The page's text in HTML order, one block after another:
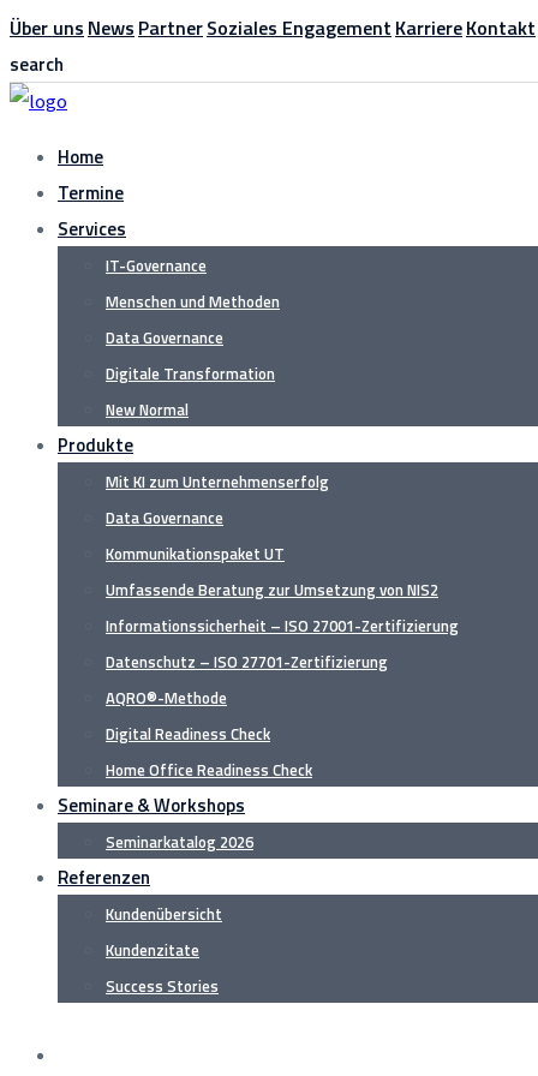
Über uns News PartnerSoziales Engagement KarriereKontakt
search
Home
Termine
Services
IT-Governance
Menschen und Methoden
Data Governance
Digitale Transformation
New Normal
Produkte
Mit KI zum Unternehmenserfolg
Data Governance
Kommunikationspaket UT
Umfassende Beratung zur Umsetzung von NIS2
Informationssicherheit – ISO 27001-Zertifizierung
Datenschutz – ISO 27701-Zertifizierung
AQRO®-Methode
Digital Readiness Check
Home Office Readiness Check
Seminare & Workshops
Seminarkatalog 2026
Referenzen
Kundenübersicht
Kundenzitate
Success Stories